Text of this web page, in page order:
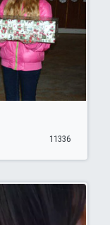
11336